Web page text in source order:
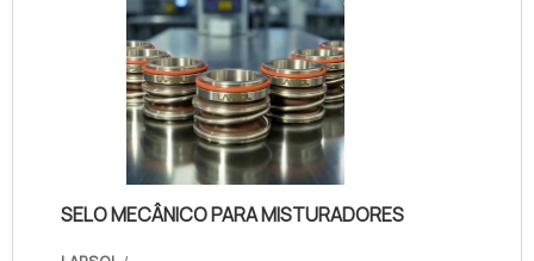
SELO MECÂNICO PARA MISTURADORES